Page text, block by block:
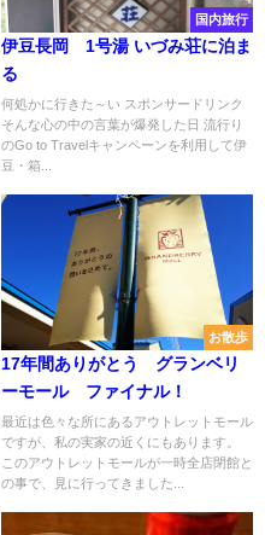
国内旅行
伊豆長岡 1号湯 いづみ荘に泊ま
る
何処かに行きた～い スポンサードリンク
そんな心の中の言葉が爆発した日 流行り
のGo to Travelキャンペーンを利用して伊
豆・箱...
お散歩
17年間ありがとう グランベリ
ーモール ファイナル！
最近は色々な所にあるアウトレットモール
ですが、私の実家の近くにもあります。
このアウトレットモールが一時全店閉館と
の事で、見に行ってきました...